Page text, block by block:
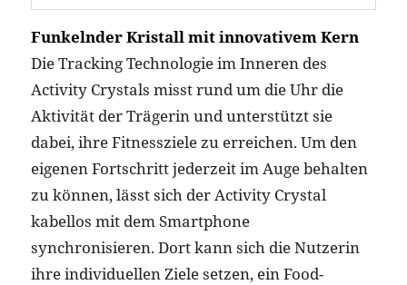
Funkelnder Kristall mit innovativem Kern
Die Tracking Technologie im Inneren des
Activity Crystals misst rund um die Uhr die
Aktivität der Trägerin und unterstützt sie
dabei, ihre Fitnessziele zu erreichen. Um den
eigenen Fortschritt jederzeit im Auge behalten
zu können, lässt sich der Activity Crystal
kabellos mit dem Smartphone
synchronisieren. Dort kann sich die Nutzerin
ihre individuellen Ziele setzen, ein Food-